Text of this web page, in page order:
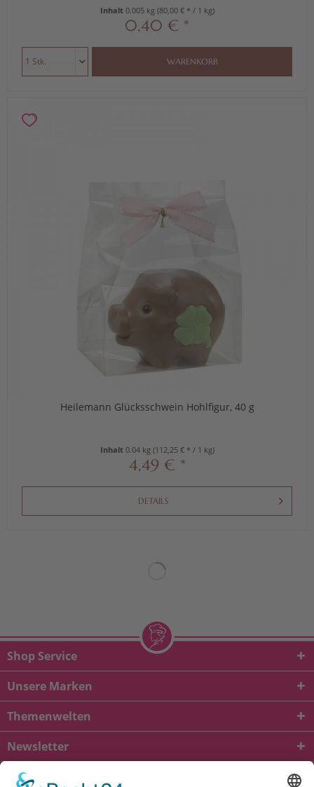
Inhalt 0.005 kg (80,00 € * / 1 kg)
0,40 € *
WARENKORB
Heilemann Glücksschwein Hohlfigur, 40 g
Inhalt 0.04 kg (112,25 € * / 1 kg)
4,49 € *
DETAILS
Shop Service
Unsere Marken
Themenwelten
Newsletter